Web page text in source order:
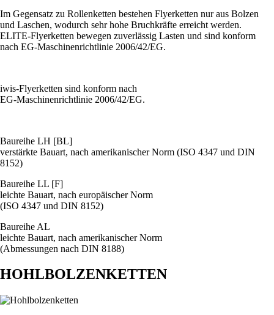
Im Gegensatz zu Rollenketten bestehen Flyerketten nur aus Bolzen
und Laschen, wodurch sehr hohe Bruchkräfte erreicht werden.
ELITE-Flyerketten bewegen zuverlässig Lasten und sind konform
nach EG-Maschinenrichtlinie 2006/42/EG.
iwis-Flyerketten sind konform nach
EG-Maschinenrichtlinie 2006/42/EG.
Baureihe LH [BL]
verstärkte Bauart, nach amerikanischer Norm (ISO 4347 und DIN
8152)
Baureihe LL [F]
leichte Bauart, nach europäischer Norm
(ISO 4347 und DIN 8152)
Baureihe AL
leichte Bauart, nach amerikanischer Norm
(Abmessungen nach DIN 8188)
HOHLBOLZENKETTEN